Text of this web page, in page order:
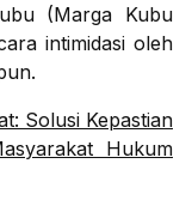
(Marga Kubu
intimidasi oleh
Solusi Kepastian
Hukum